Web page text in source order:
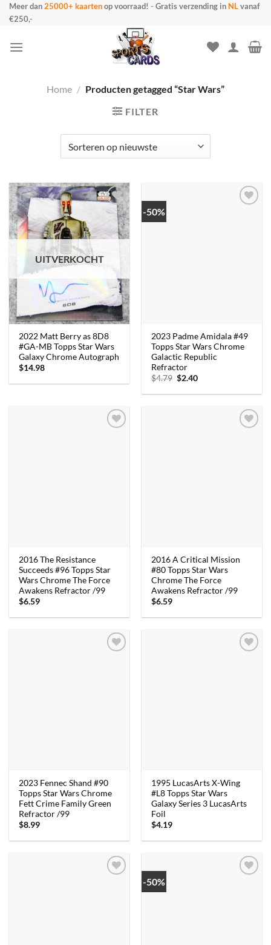
Ga
naar
Meer dan25000+ kaartenop voorraad! - Gratis verzending in NLvanaf
€250,-
Home / Producten getagged “Star Wars”
FILTER
UITVERKOCHT
2022 Matt Berry as 8D8
#GA-MB Topps Star Wars
Galaxy Chrome Autograph
$14.98
-50%
2023 Padme Amidala #49
Topps Star Wars Chrome
Galactic Republic
Refractor
$4.79 Oorspronkelijke
was:
$2.40Huidige
is:
2016 The Resistance
Succeeds #96 Topps Star
Wars Chrome The Force
Awakens Refractor /99
$6.59
2016 A Critical Mission
#80 Topps Star Wars
Chrome The Force
Awakens Refractor /99
$6.59
2023 Fennec Shand #90
Topps Star Wars Chrome
Fett Crime Family Green
Refractor /99
$8.99
1995 LucasArts X-Wing
#L8 Topps Star Wars
Galaxy Series 3 LucasArts
Foil
$4.19
-50%